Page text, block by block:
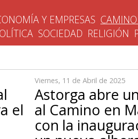
Y EMPRESAS
SOCIEDAD RELIGIÓN
el
Viernes, 11 de Abril de 2025
Astorga abre
al Camino en
con la